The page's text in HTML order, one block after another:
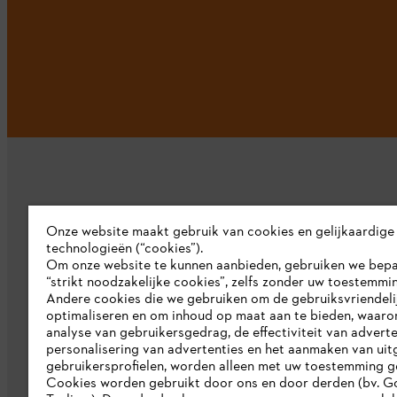
Bedrijf
Over ons
Pers
Werken bij STIHL
Onze website maakt gebruik van cookies en gelijkaardige
technologieën (“cookies”).
Om onze website te kunnen aanbieden, gebruiken we
“strikt noodzakelijke cookies”, zelfs zonder uw
Andere cookies die we gebruiken om de
optimaliseren en om inhoud op maat aan te bieden,
analyse van gebruikersgedrag, de effectiviteit van
personalisering van advertenties en het aanmaken van
gebruikersprofielen, worden alleen met uw toestemming
Cookies worden gebruikt door ons en door derden (bv.